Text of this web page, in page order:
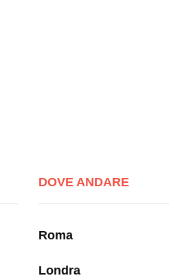
DOVE ANDARE
Roma
Londra